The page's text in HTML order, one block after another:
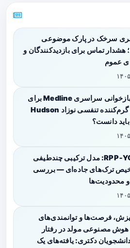
سرخک در پارک موضوعی
هشدار تماس برای بازدیدکنندگان و
عموم
۱۶
اطلاعیه بازخوانی سراسری Medline برای
مدارهای گرم‌کننده تنفسی نوزاد Hudson
۱۶
RPP‑YOLOv۱۱: مدل ترکیبی چندطیفی
ترک‌های جاده‌ای — بررسی
و محدودیت‌ها
۱۶
فرصت‌ها و توانمندی‌های
هوش مصنوعی مولد در رفتار
دانشجویان دکتری: یافته‌های یک